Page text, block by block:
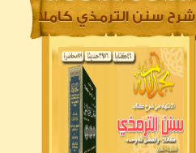
شرح سنن الترمذي كاملا